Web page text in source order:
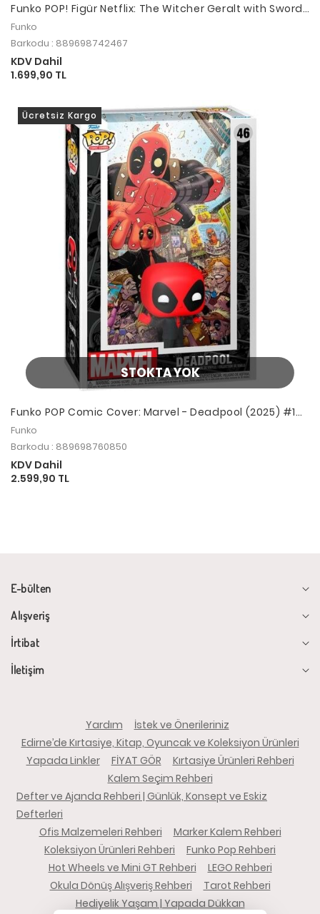
Funko POP! Figür Netflix: The Witcher Geralt with Sword
#1385
Funko
Barkodu : 889698742467
KDV Dahil
1.699,90 TL
STOKTA YOK
Ücretsiz Kargo
Funko POP Comic Cover: Marvel - Deadpool (2025) #1
Deadpool in Black
Funko
Barkodu : 889698760850
KDV Dahil
2.599,90 TL
E-bülten
Alışveriş
İrtibat
İletişim
Yardım
İstek ve Önerileriniz
Edirne’de Kırtasiye, Kitap, Oyuncak ve Koleksiyon Ürünleri
Yapada Linkler
FİYAT GÖR
Kırtasiye Ürünleri Rehberi
Kalem Seçim Rehberi
Defter ve Ajanda Rehberi | Günlük, Konsept ve Eskiz
Defterleri
Ofis Malzemeleri Rehberi
Marker Kalem Rehberi
Koleksiyon Ürünleri Rehberi
Funko Pop Rehberi
Hot Wheels ve Mini GT Rehberi
LEGO Rehberi
Okula Dönüş Alışveriş Rehberi
Tarot Rehberi
Hediyelik Yaşam | Yapada Dükkan